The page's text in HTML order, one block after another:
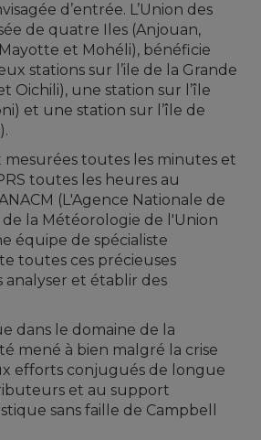
d’entrée. L’Union des
de quatre Iles (Anjouan,
et Mohéli), bénéficie
stations sur l’ile de la Grande
Oichili), une station sur l’île
et une station sur l’île de
mesurées toutes les minutes et
toutes les heures au
(L'Agence Nationale de
de la Météorologie de l'Union
équipe de spécialiste
toutes ces précieuses
analyser et établir des
dans le domaine de la
mené à bien malgré la crise
efforts conjugués de longue
et au support
sans faille de Campbell